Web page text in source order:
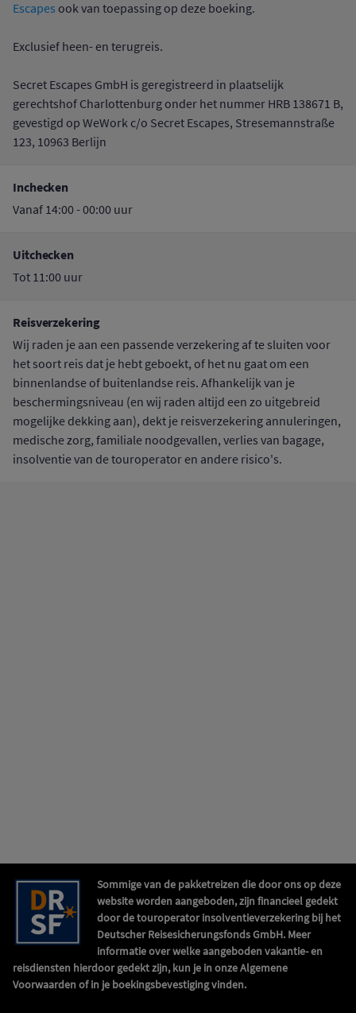
Escapes ook van toepassing op deze boeking.
Exclusief heen- en terugreis.
Secret Escapes GmbH is geregistreerd in plaatselijk
gerechtshof Charlottenburg onder het nummer HRB 138671 B,
gevestigd op WeWork c/o Secret Escapes, Stresemannstraße
123, 10963 Berlijn
Inchecken
Vanaf 14:00 - 00:00 uur
Uitchecken
Tot 11:00 uur
Reisverzekering
Wij raden je aan een passende verzekering af te sluiten voor
het soort reis dat je hebt geboekt, of het nu gaat om een
binnenlandse of buitenlandse reis. Afhankelijk van je
beschermingsniveau (en wij raden altijd een zo uitgebreid
mogelijke dekking aan), dekt je reisverzekering annuleringen,
medische zorg, familiale noodgevallen, verlies van bagage,
insolventie van de touroperator en andere risico's.
Sommige van de pakketreizen die door ons op deze
website worden aangeboden, zijn financieel gedekt
door de touroperator insolventieverzekering bij het
Deutscher Reisesicherungsfonds GmbH. Meer
informatie over welke aangeboden vakantie- en
reisdiensten hierdoor gedekt zijn, kun je in onze Algemene
Voorwaarden of in je boekingsbevestiging vinden.